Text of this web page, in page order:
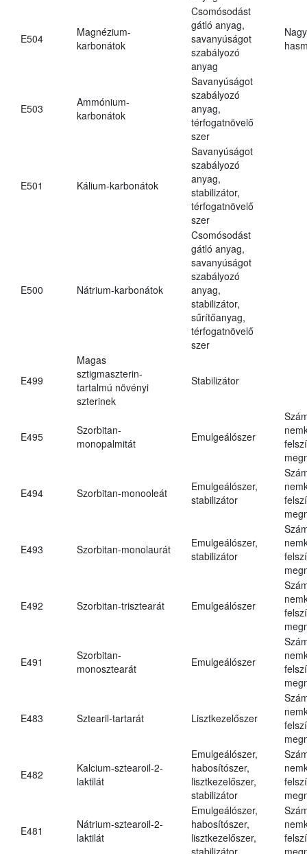
E504
Magnézium-
karbonátok
Csomósodást
gátló anyag,
savanyúságot
szabályozó
anyag
E503
Ammónium-
karbonátok
Savanyúságot
szabályozó
anyag,
térfogatnövelő
szer
E501 Kálium-karbonátok
Savanyúságot
szabályozó
anyag,
stabilizátor,
térfogatnövelő
szer
E500 Nátrium-karbonátok
Csomósodást
gátló anyag,
savanyúságot
szabályozó
anyag,
stabilizátor,
sűrítőanyag,
térfogatnövelő
szer
E499
Magas
sztigmaszterin-
tartalmú növényi
szterinek
Stabilizátor
E495
Szorbitan-
monopalmitát
Emulgeálószer
E494 Szorbitan-monooleát
Emulgeálószer,
stabilizátor
E493 Szorbitan-monolaurát
Emulgeálószer,
stabilizátor
E492 Szorbitan-trisztearát Emulgeálószer
E491
Szorbitan-
monosztearát
Emulgeálószer
E483 Sztearil-tartarát Lisztkezelőszer
E482
Kalcium-sztearoil-2-
laktilát
Emulgeálószer,
habosítószer,
lisztkezelőszer,
stabilizátor
E481
Nátrium-sztearoil-2-
laktilát
Emulgeálószer,
habosítószer,
lisztkezelőszer,
stabilizátor